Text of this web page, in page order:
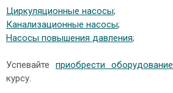
Циркуляционные насосы;
Канализационные насосы;
Насосы повышения давления;
Успевайте приобрести оборудование
курсу.